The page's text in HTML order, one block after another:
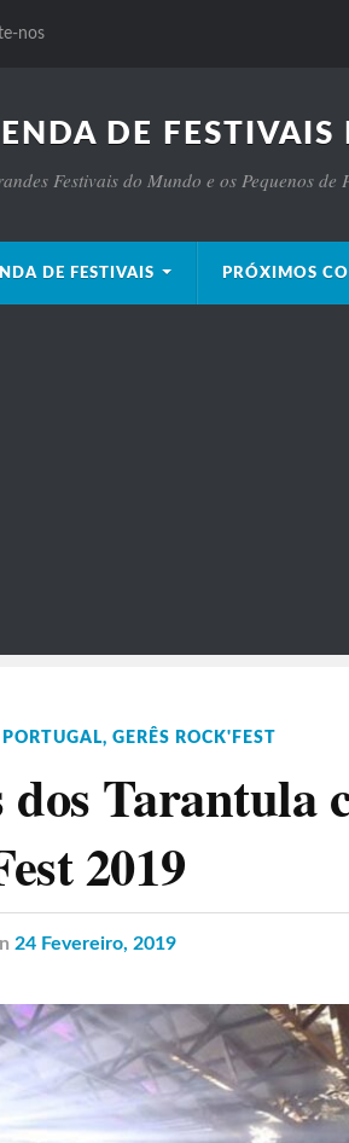
nos
DE FESTIVAIS
Festivais do Mundo e os Pequenos de
DE FESTIVAIS PRÓXIMOS
, GERÊS ROCK'FEST
Tarantula
2019
24 Fevereiro, 2019